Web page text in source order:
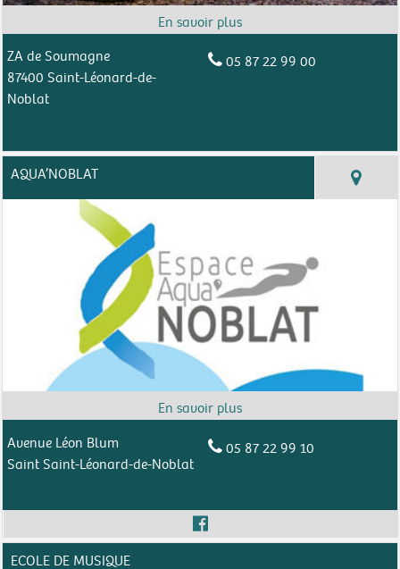
ZA de Soumagne
87400 Saint-Léonard-de-
Noblat
05 87 22 99 00
AQUA’NOBLAT
Avenue Léon Blum
Saint Saint-Léonard-de-Noblat
05 87 22 99 10
ECOLE DE MUSIQUE